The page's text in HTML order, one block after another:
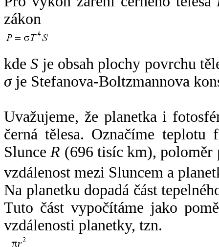
zákon
kdeS je obsah plochy povrchu
σje Stefanova-Boltzmannova
Uvažujeme, že planetka i
černá tělesa. Označíme
SlunceR (696 tisíc km),
vzdálenost mezi Sluncem a
Na planetku dopadá část
Tuto část vypočítáme jako
vzdálenosti planetky, tzn.